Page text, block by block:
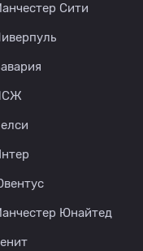
Сити
Юнайтед